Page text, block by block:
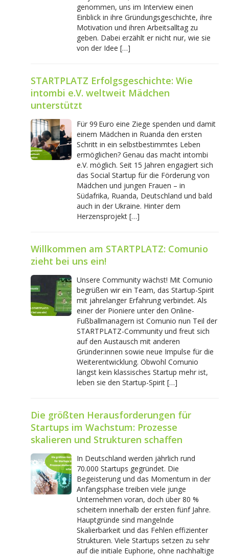
genommen, uns im Interview einen
Einblick in ihre Gründungsgeschichte, ihre
Motivation und ihren Arbeitsalltag zu
geben. Dabei erzählt er nicht nur, wie sie
von der Idee […]
STARTPLATZ Erfolgsgeschichte: Wie
intombi e.V. weltweit Mädchen
unterstützt
Für 99 Euro eine Ziege spenden und damit
einem Mädchen in Ruanda den ersten
Schritt in ein selbstbestimmtes Leben
ermöglichen? Genau das macht intombi
e.V. möglich. Seit 15 Jahren engagiert sich
das Social Startup für die Förderung von
Mädchen und jungen Frauen – in
Südafrika, Ruanda, Deutschland und bald
auch in der Ukraine. Hinter dem
Herzensprojekt […]
Willkommen am STARTPLATZ: Comunio
zieht bei uns ein!
Unsere Community wächst! Mit Comunio
begrüßen wir ein Team, das Startup-Spirit
mit jahrelanger Erfahrung verbindet. Als
einer der Pioniere unter den Online-
Fußballmanagern ist Comunio nun Teil der
STARTPLATZ-Community und freut sich
auf den Austausch mit anderen
Gründer:innen sowie neue Impulse für die
Weiterentwicklung. Obwohl Comunio
längst kein klassisches Startup mehr ist,
leben sie den Startup-Spirit […]
Die größten Herausforderungen für
Startups im Wachstum: Prozesse
skalieren und Strukturen schaffen
In Deutschland werden jährlich rund
70.000 Startups gegründet. Die
Begeisterung und das Momentum in der
Anfangsphase treiben viele junge
Unternehmen voran, doch über 80 %
scheitern innerhalb der ersten fünf Jahre.
Hauptgründe sind mangelnde
Skalierbarkeit und das Fehlen effizienter
Strukturen. Viele Startups setzen zu sehr
auf die initiale Euphorie, ohne nachhaltige